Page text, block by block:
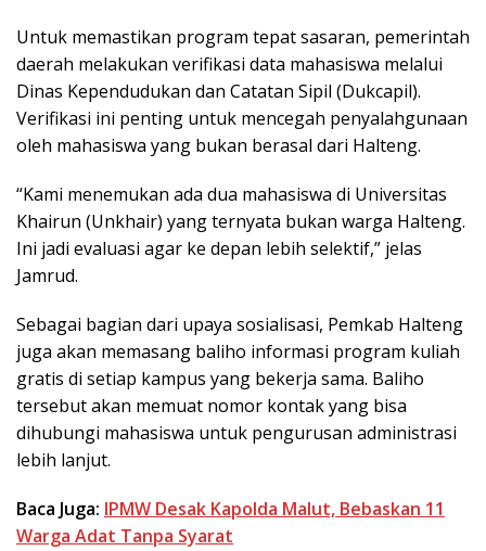
Untuk memastikan program tepat sasaran, pemerintah
daerah melakukan verifikasi data mahasiswa melalui
Dinas Kependudukan dan Catatan Sipil (Dukcapil).
Verifikasi ini penting untuk mencegah penyalahgunaan
oleh mahasiswa yang bukan berasal dari Halteng.
“Kami menemukan ada dua mahasiswa di Universitas
Khairun (Unkhair) yang ternyata bukan warga Halteng.
Ini jadi evaluasi agar ke depan lebih selektif,” jelas
Jamrud.
Sebagai bagian dari upaya sosialisasi, Pemkab Halteng
juga akan memasang baliho informasi program kuliah
gratis di setiap kampus yang bekerja sama. Baliho
tersebut akan memuat nomor kontak yang bisa
dihubungi mahasiswa untuk pengurusan administrasi
lebih lanjut.
Baca Juga: IPMW Desak Kapolda Malut, Bebaskan 11
Warga Adat Tanpa Syarat